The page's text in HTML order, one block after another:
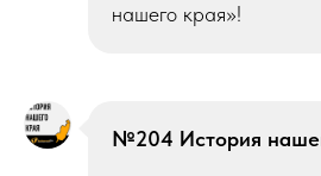
нашего края»!
№204 История